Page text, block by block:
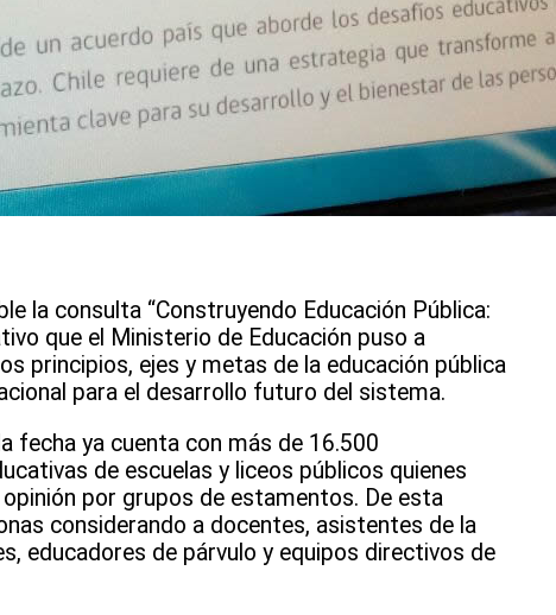
la consulta “Construyendo Educación Pública:
que el Ministerio de Educación puso a
principios, ejes y metas de la educación pública
para el desarrollo futuro del sistema.
fecha ya cuenta con más de 16.500
de escuelas y liceos públicos quienes
por grupos de estamentos. De esta
considerando a docentes, asistentes de la
educadores de párvulo y equipos directivos de